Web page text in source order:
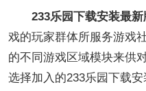
233乐园下载安装最
戏的玩家群体所服务游戏
的不同游戏区域模块来供
选择加入的233乐园下载